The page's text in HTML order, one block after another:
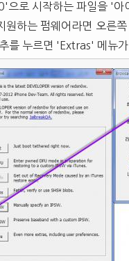
로 시작하는 파일을 '
원하는 펌웨어라면 오른
를 누르면 'Extras' 메뉴